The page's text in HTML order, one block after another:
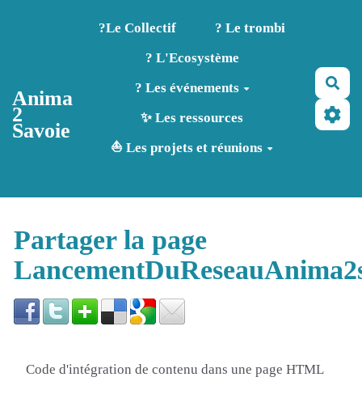
Aller au contenu principal
Anima
2
Savoie
?️Le Collectif
? Le trombi
? L'Ecosystème
? Les événements
✨ Les ressources
⛵ Les projets et réunions
Partager la page
Code d'intégration de contenu dans une page HTML